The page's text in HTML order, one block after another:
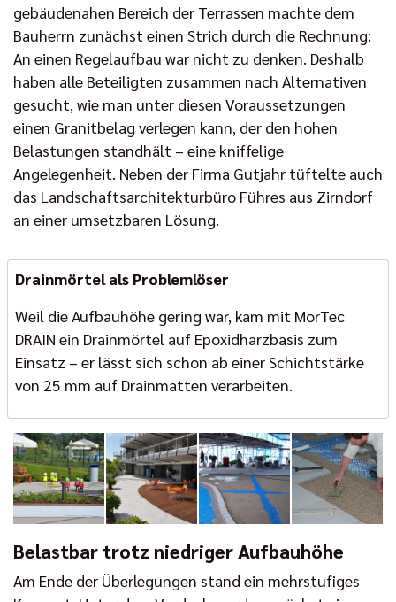
gebäudenahen Bereich der Terrassen machte dem
Bauherrn zunächst einen Strich durch die Rechnung:
An einen Regelaufbau war nicht zu denken. Deshalb
haben alle Beteiligten zusammen nach Alternativen
gesucht, wie man unter diesen Voraussetzungen
einen Granitbelag verlegen kann, der den hohen
Belastungen standhält – eine kniffelige
Angelegenheit. Neben der Firma Gutjahr tüftelte auch
das Landschaftsarchitekturbüro Führes aus Zirndorf
an einer umsetzbaren Lösung.
Drainmörtel als Problemlöser
Weil die Aufbauhöhe gering war, kam mit MorTec
DRAIN ein Drainmörtel auf Epoxidharzbasis zum
Einsatz – er lässt sich schon ab einer Schichtstärke
von 25 mm auf Drainmatten verarbeiten.
Belastbar trotz niedriger Aufbauhöhe
Am Ende der Überlegungen stand ein mehrstufiges